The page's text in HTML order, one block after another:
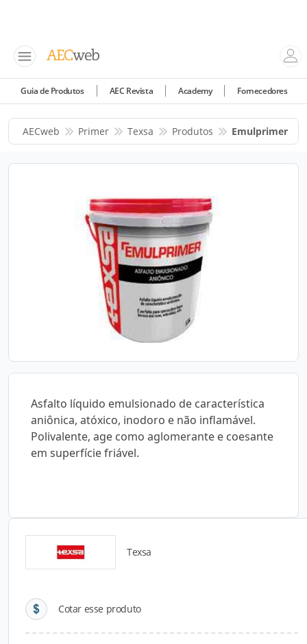
Guia de Produtos AEC Revista Academy Fornecedores
AECweb Primer Texsa Produtos Emulprimer
Asfalto líquido emulsionado de característica
aniônica, atóxico, inodoro e não inflamável.
Polivalente, age como aglomerante e coesante
em superfície friável.
Texsa
Cotar esse produto
Detalhes do produto
Descrição do Produto